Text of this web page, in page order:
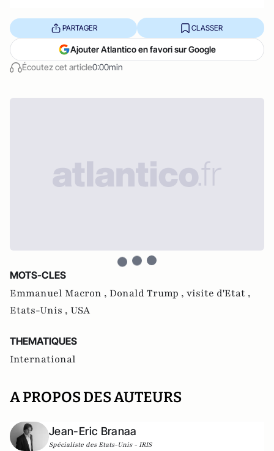
Écoutez cet article0:00min
PARTAGER CLASSER
Ajouter Atlantico en favori sur Google
MOTS-CLES
Emmanuel Macron , Donald Trump , visite d'Etat ,
Etats-Unis , USA
THEMATIQUES
International
A PROPOS DES AUTEURS
Jean-Eric Branaa
Spécialiste des Etats-Unis - IRIS